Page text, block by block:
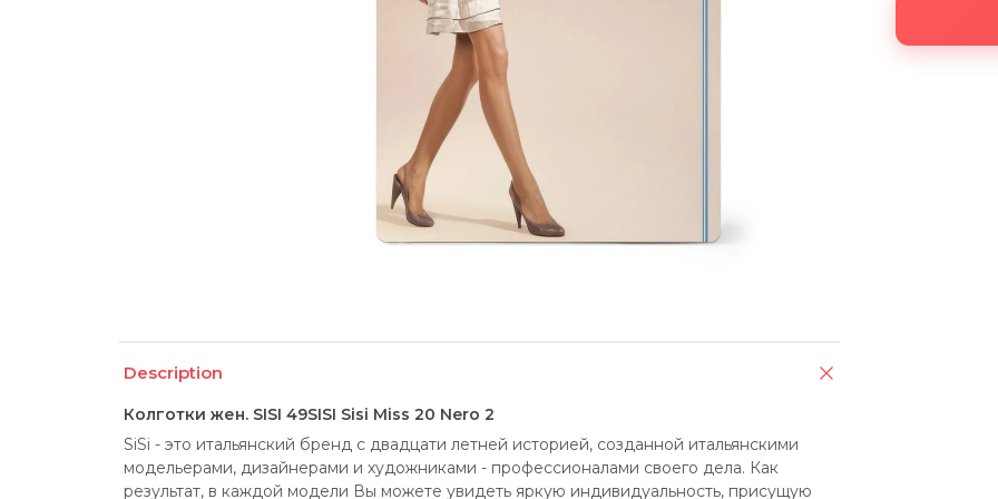
Description
Колготки жен. SISI 49SISI Sisi Miss 20 Nero 2
SiSi - это итальянский бренд с двадцати летней историей, созданной итальянскими
модельерами, дизайнерами и художниками - профессионалами своего дела. Как
результат, в каждой модели Вы можете увидеть яркую индивидуальность, присущую